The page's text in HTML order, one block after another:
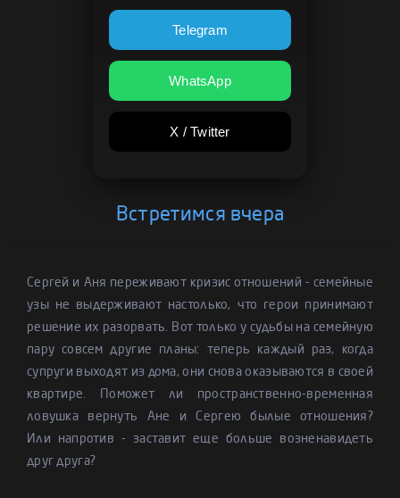
Telegram
WhatsApp
X / Twitter
Встретимся вчера
Сергей и Аня переживают кризис отношений - семейные
узы не выдерживают настолько, что герои принимают
решение их разорвать. Вот только у судьбы на семейную
пару совсем другие планы: теперь каждый раз, когда
супруги выходят из дома, они снова оказываются в своей
квартире. Поможет ли пространственно-временная
ловушка вернуть Ане и Сергею былые отношения?
Или напротив - заставит еще больше возненавидеть
друг друга?